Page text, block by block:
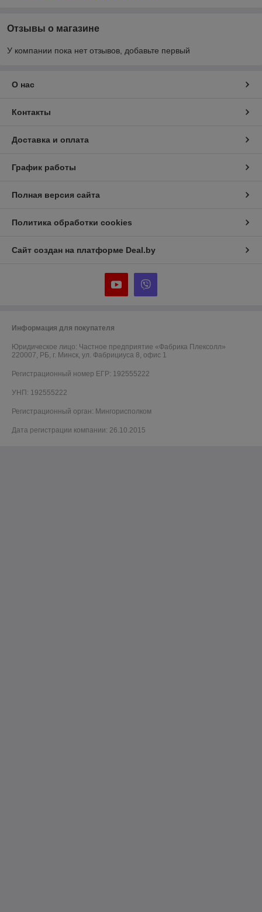
Отзывы о магазине
У компании пока нет отзывов, добавьте первый
О нас
Контакты
Доставка и оплата
График работы
Полная версия сайта
Политика обработки cookies
Сайт создан на платформе Deal.by
Информация для покупателя
Юридическое лицо: Частное предприятие «Фабрика Плексолл»
220007, РБ, г. Минск, ул. Фабрициуса 8, офис 1
Регистрационный номер ЕГР: 192555222
УНП: 192555222
Регистрационный орган: Мингорисполком
Дата регистрации компании: 26.10.2015